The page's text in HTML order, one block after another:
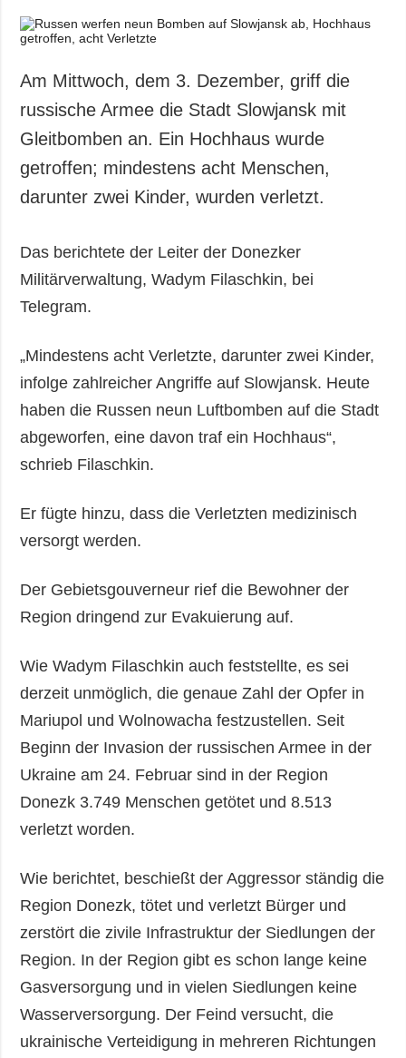
Am Mittwoch, dem 3. Dezember, griff die
russische Armee die Stadt Slowjansk mit
Gleitbomben an. Ein Hochhaus wurde
getroffen; mindestens acht Menschen,
darunter zwei Kinder, wurden verletzt.
Das berichtete der Leiter der Donezker
Militärverwaltung, Wadym Filaschkin, bei
Telegram.
„Mindestens acht Verletzte, darunter zwei Kinder,
infolge zahlreicher Angriffe auf Slowjansk. Heute
haben die Russen neun Luftbomben auf die Stadt
abgeworfen, eine davon traf ein Hochhaus“,
schrieb Filaschkin.
Er fügte hinzu, dass die Verletzten medizinisch
versorgt werden.
Der Gebietsgouverneur rief die Bewohner der
Region dringend zur Evakuierung auf.
Wie Wadym Filaschkin auch feststellte, es sei
derzeit unmöglich, die genaue Zahl der Opfer in
Mariupol und Wolnowacha festzustellen. Seit
Beginn der Invasion der russischen Armee in der
Ukraine am 24. Februar sind in der Region
Donezk 3.749 Menschen getötet und 8.513
verletzt worden.
Wie berichtet, beschießt der Aggressor ständig die
Region Donezk, tötet und verletzt Bürger und
zerstört die zivile Infrastruktur der Siedlungen der
Region. In der Region gibt es schon lange keine
Gasversorgung und in vielen Siedlungen keine
Wasserversorgung. Der Feind versucht, die
ukrainische Verteidigung in mehreren Richtungen